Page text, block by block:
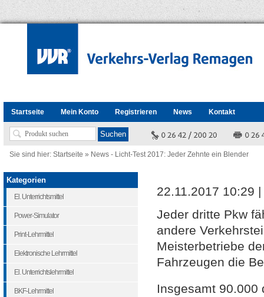
Startseite Mein Konto Registrieren News Kontakt
Sie sind hier: Startseite » News - Licht-Test 2017: Jeder Zehnte ein Blender
22.11.2017 10:29 |
Jeder dritte Pkw
andere
Meisterbetriebe
Fahrzeugen die
Insgesamt 90.000
Kategorien
El. Unterrichtsmittel
Power-Simulator
Print-Lehrmittel
Elektronische Lehrmittel
El. Unterrichtslehrmittel
BKF-Lehrmittel